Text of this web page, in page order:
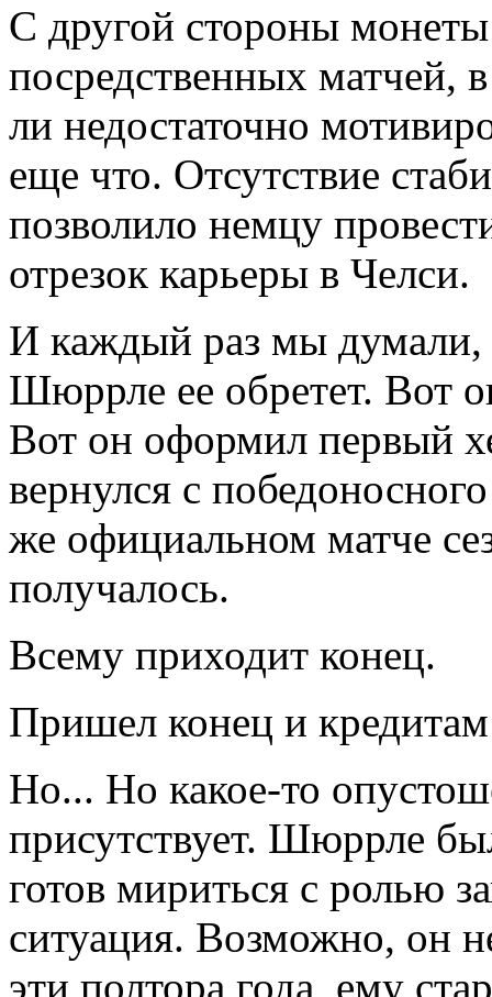
С другой стороны
посредственных
ли недостаточно
еще что. Отсутствие
позволило немцу
отрезок карьеры в Челси.
И каждый раз мы думали,
Шюррле ее обретет. Вот
Вот он оформил первый
вернулся с
же официальном матче
получалось.
Всему приходит конец.
Пришел конец и
Но... Но какое-то
присутствует. Шюррле
готов мириться с ролью
ситуация. Возможно, он
эти полтора года, ему